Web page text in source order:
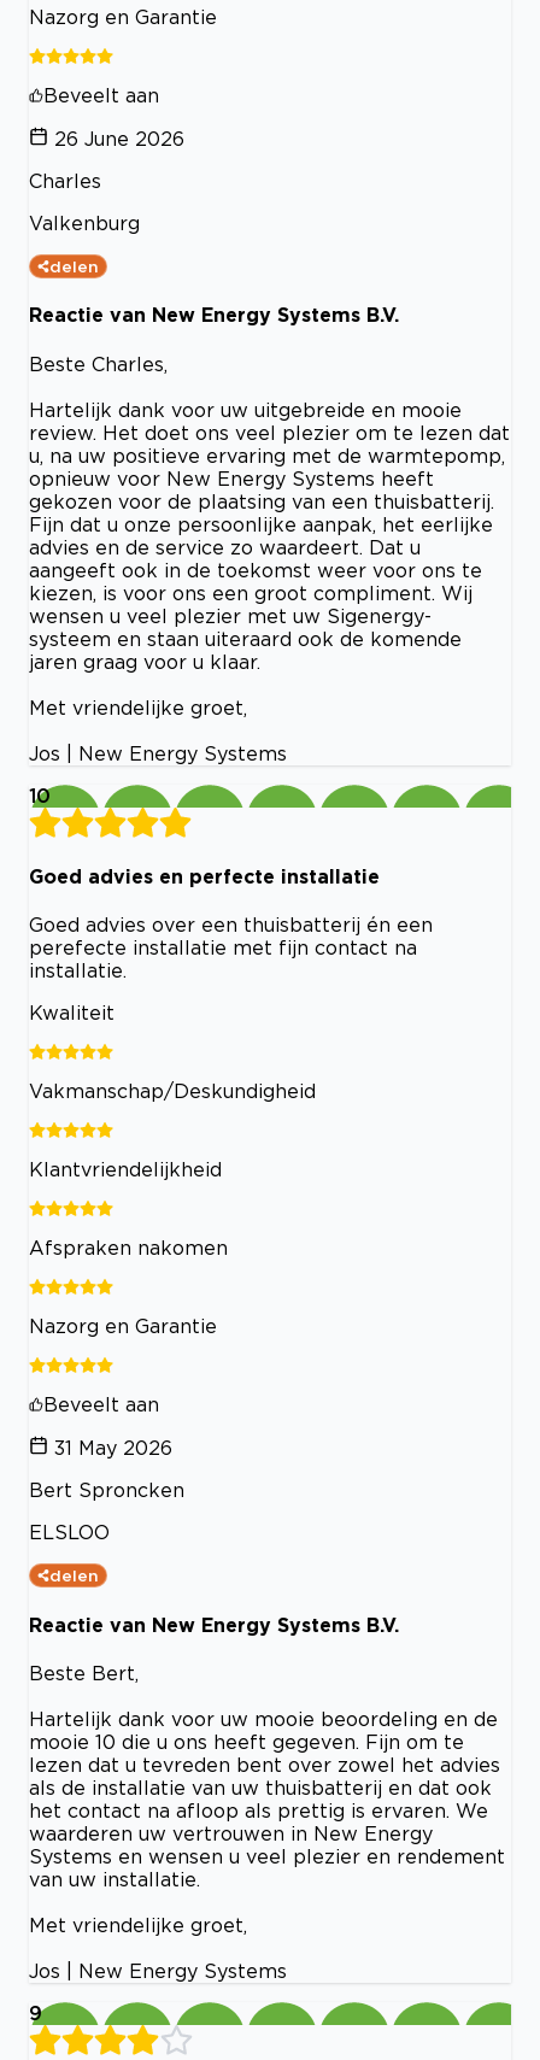
Nazorg en Garantie
Beveelt aan
26 June 2026
Charles
Valkenburg
delen
Reactie van New Energy Systems B.V.
Beste Charles,
Hartelijk dank voor uw uitgebreide en mooie
review. Het doet ons veel plezier om te lezen dat
u, na uw positieve ervaring met de warmtepomp,
opnieuw voor New Energy Systems heeft
gekozen voor de plaatsing van een thuisbatterij.
Fijn dat u onze persoonlijke aanpak, het eerlijke
advies en de service zo waardeert. Dat u
aangeeft ook in de toekomst weer voor ons te
kiezen, is voor ons een groot compliment. Wij
wensen u veel plezier met uw Sigenergy-
systeem en staan uiteraard ook de komende
jaren graag voor u klaar.
Met vriendelijke groet,
Jos | New Energy Systems
10
Goed advies en perfecte installatie
Goed advies over een thuisbatterij én een
perefecte installatie met fijn contact na
installatie.
Kwaliteit
Vakmanschap/Deskundigheid
Klantvriendelijkheid
Afspraken nakomen
Nazorg en Garantie
Beveelt aan
31 May 2026
Bert Sproncken
ELSLOO
delen
Reactie van New Energy Systems B.V.
Beste Bert,
Hartelijk dank voor uw mooie beoordeling en de
mooie 10 die u ons heeft gegeven. Fijn om te
lezen dat u tevreden bent over zowel het advies
als de installatie van uw thuisbatterij en dat ook
het contact na afloop als prettig is ervaren. We
waarderen uw vertrouwen in New Energy
Systems en wensen u veel plezier en rendement
van uw installatie.
Met vriendelijke groet,
Jos | New Energy Systems
9